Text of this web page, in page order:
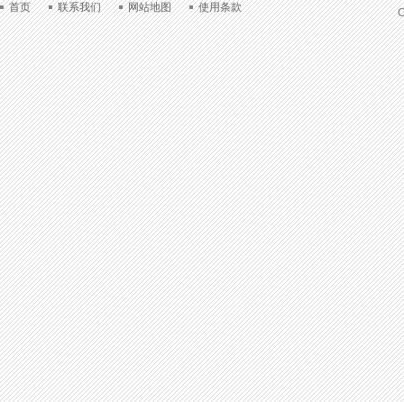
首页 联系我们 网站地图 使用条款